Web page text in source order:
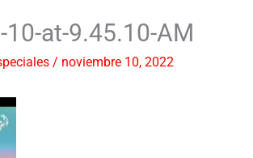
at-9.45.10-AM
/ noviembre 10, 2022